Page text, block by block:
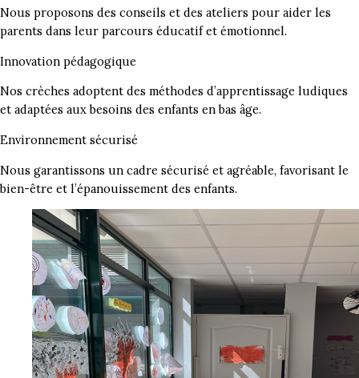
Nous proposons des conseils et des ateliers pour aider les
parents dans leur parcours éducatif et émotionnel.
Innovation pédagogique
Nos crèches adoptent des méthodes d’apprentissage ludiques
et adaptées aux besoins des enfants en bas âge.
Environnement sécurisé
Nous garantissons un cadre sécurisé et agréable, favorisant le
bien-être et l’épanouissement des enfants.